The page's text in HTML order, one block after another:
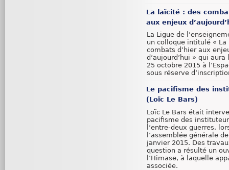
La laïcité : des
aux enjeux
La Ligue de
un colloque intitulé « La
combats d’hier aux
d’aujourd’hui » qui
25 octobre 2015 à
sous réserve
Le pacifisme des
(Loïc Le Bars)
Loïc Le Bars était
pacifisme des
l’entre-deux guerres,
l’assemblée générale
janvier 2015. Des
question a résulté un
l’Himase, à laquelle
associée.